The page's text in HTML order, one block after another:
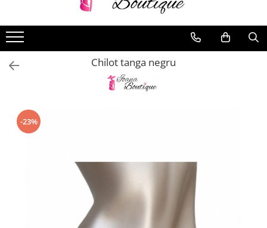
Chiloti clasici
Chiloti tanga
Compleuri & body-uri
Maiouri dama
Chilot tanga negru
-23%